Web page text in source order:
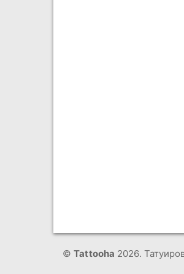
©Tattooha 2026.